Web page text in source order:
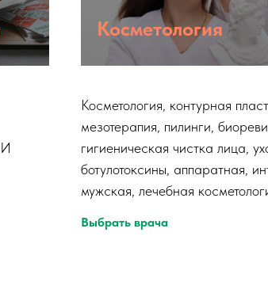
Косметология
Косметология, контурная
мезотерапия, пилинги,
гигиеническая чистка лица,
ботулотоксины, аппаратная,
мужская, лечебная
Выбрать врача